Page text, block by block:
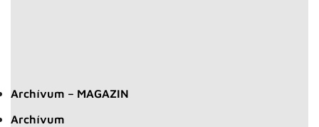
Archívum – MAGAZIN
Archívum